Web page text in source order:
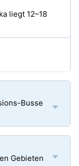
liegt 12–18
Busse
Gebieten